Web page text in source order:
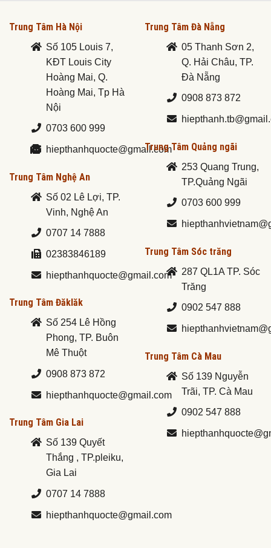
Trung Tâm Hà Nội
Số 105 Louis 7,
KĐT Louis City
Hoàng Mai, Q.
Hoàng Mai, Tp Hà
Nội
0703 600 999
hiepthanhquocte@gmail.com
Trung Tâm Nghệ An
Số 02 Lê Lợi, TP.
Vinh, Nghệ An
0707 14 7888
02383846189
hiepthanhquocte@gmail.com
Trung Tâm Đăklăk
Số 254 Lê Hồng
Phong, TP. Buôn
Mê Thuột
0908 873 872
hiepthanhquocte@gmail.com
Trung Tâm Gia Lai
Số 139 Quyết
Thắng , TP.pleiku,
Gia Lai
0707 14 7888
hiepthanhquocte@gmail.com
Trung Tâm Đà Nẵng
05 Thanh Sơn 2,
Q. Hải Châu, TP.
Đà Nẵng
0908 873 872
Trung Tâm Quảng ngãi
253 Quang Trung,
TP.Quảng Ngãi
0703 600 999
Trung Tâm Sóc trăng
287 QL1A TP. Sóc
Trăng
0902 547 888
Trung Tâm Cà Mau
Số 139 Nguyễn
Trãi, TP. Cà Mau
0902 547 888